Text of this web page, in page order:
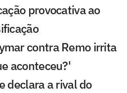
provocativa ao
contra Remo irrita
aconteceu?'
declara a rival do